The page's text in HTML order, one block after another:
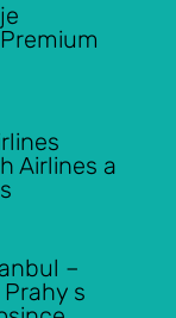
Airlines a
–
s